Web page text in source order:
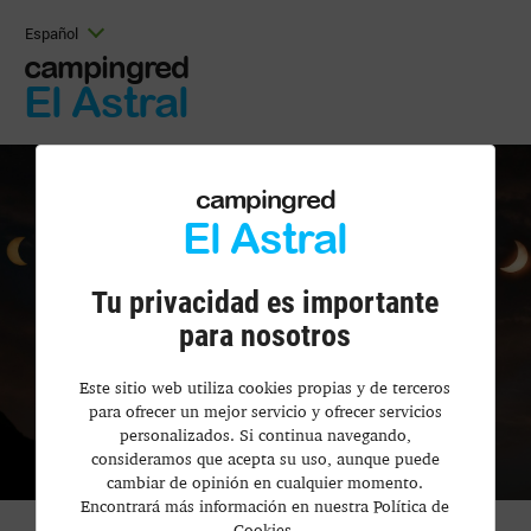
Español
campingred
El Astral
campingred
El Astral
Tu privacidad es importante
para nosotros
Este sitio web utiliza cookies propias y de terceros
para ofrecer un mejor servicio y ofrecer servicios
personalizados. Si continua navegando,
consideramos que acepta su uso, aunque puede
cambiar de opinión en cualquier momento.
Encontrará más información en nuestra Política de